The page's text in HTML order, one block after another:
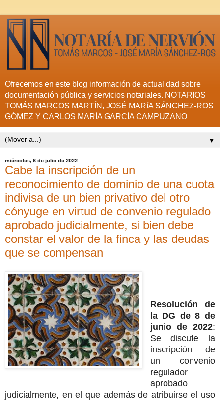
Ofrecemos en este blog información de actualidad sobre
documentación pública y servicios notariales. NOTARIOS
TOMÁS MARCOS MARTÍN, JOSÉ MARíA SÁNCHEZ-ROS
GÓMEZ Y CARLOS MARÍA GARCÍA CAMPUZANO
▼
miércoles, 6 de julio de 2022
Cabe la inscripción de un
reconocimiento de dominio de una cuota
indivisa de un bien privativo del otro
cónyuge en virtud de convenio regulado
aprobado judicialmente, si bien debe
constar el valor de la finca y las deudas
que se compensan
Resolución de
la DG de 8 de
junio de 2022:
Se discute la
inscripción de
un convenio
regulador
aprobado
judicialmente, en el que además de atribuirse el uso